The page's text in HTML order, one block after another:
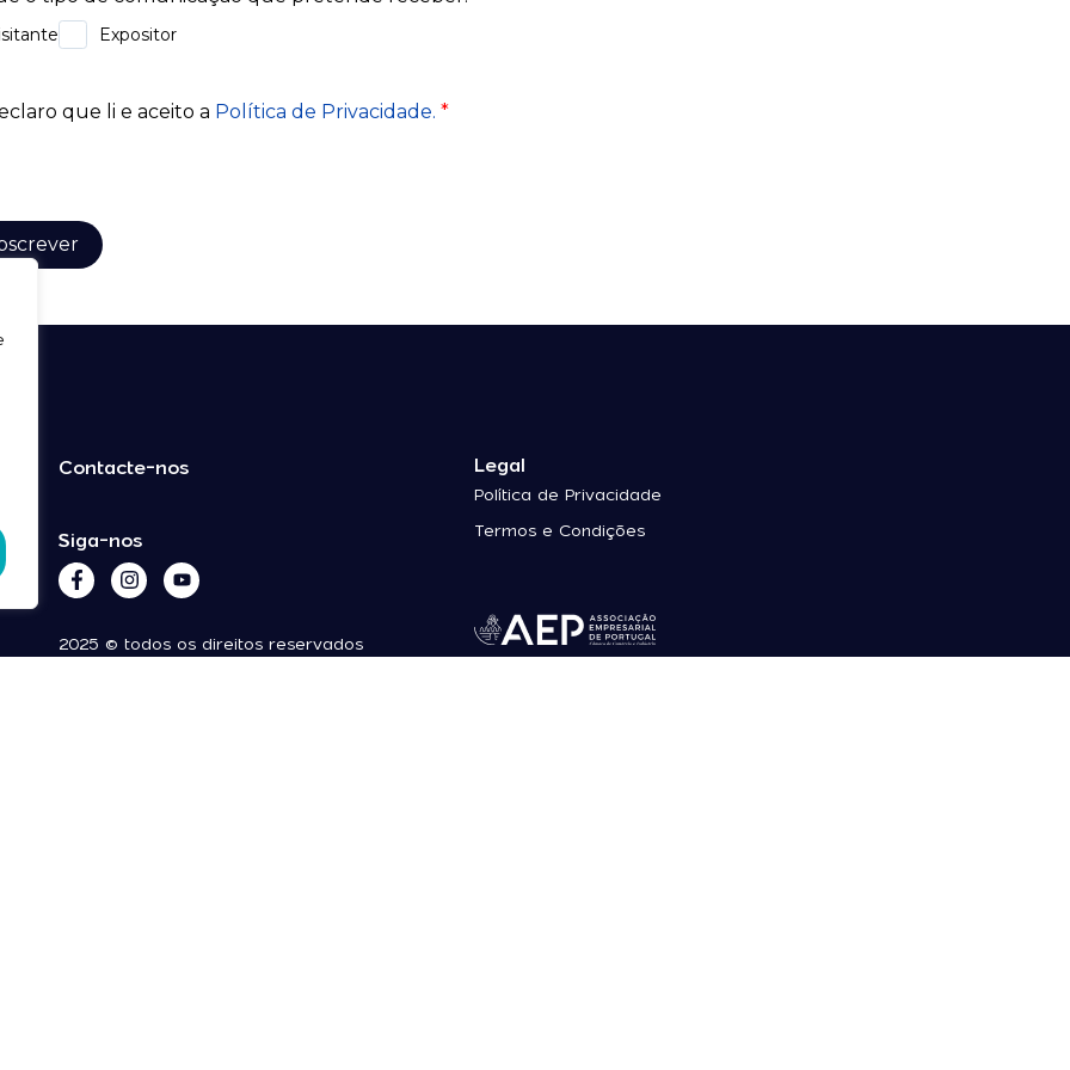
Contacte-nos
Siga-nos
2025 © todos os direitos reservados
Legal
Política de Privacidade
Termos e Condições